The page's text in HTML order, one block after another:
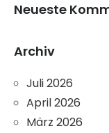
Neueste
Archiv
Juli 2026
April 2026
März 2026